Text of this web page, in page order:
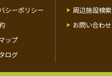
シーポリシー
ップ
ログ
周辺施設検索
お問い合わせ